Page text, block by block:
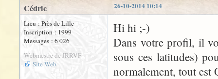
26-10-2014 10:14
Cédric
Lieu : Près de Lille
Inscription : 1999
Messages : 6 026
Webmestre de JRRVF
Site Web
Hi hi ;-)
Dans votre profil, il
sous ces latitudes)
normalement, tout est